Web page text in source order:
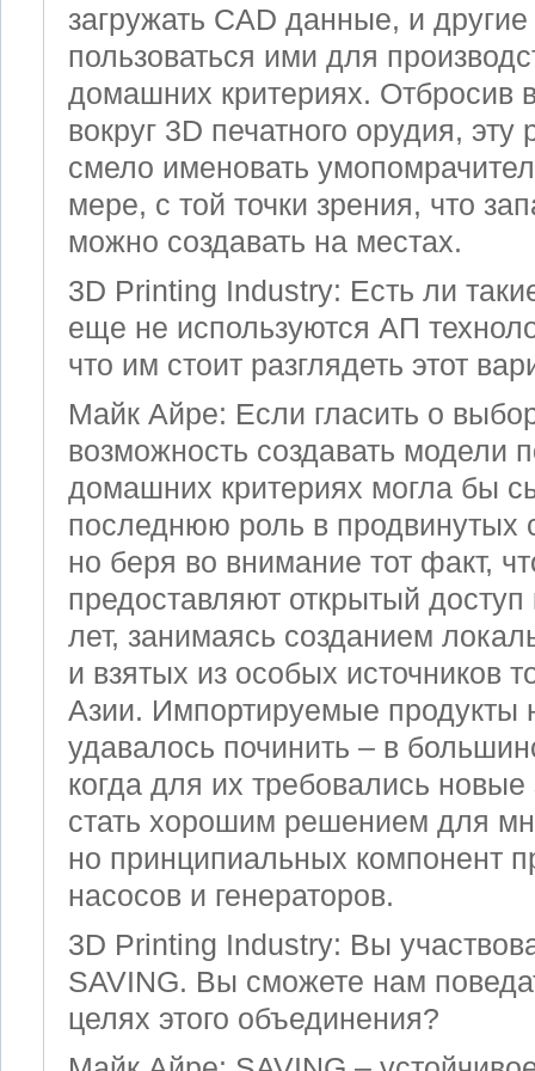
загружать CAD данные, и другие
пользоваться ими для
домашних критериях. Отбросив
вокруг 3D печатного орудия,
смело именовать
мере, с той точки зрения, что
можно создавать на местах.
3D Printing Industry: Есть ли
еще не используются AП
что им стоит разглядеть этот
Майк Айре: Если гласить о
возможность создавать модели
домашних критериях могла бы
последнюю роль в продвинутых
но беря во внимание тот факт,
предоставляют открытый
лет, занимаясь созданием
и взятых из особых источников
Азии. Импортируемые продукты
удавалось починить – в
когда для их требовались
стать хорошим решением для
но принципиальных компонент
насосов и генераторов.
3D Printing Industry: Вы
SAVING. Вы сможете нам
целях этого объединения?